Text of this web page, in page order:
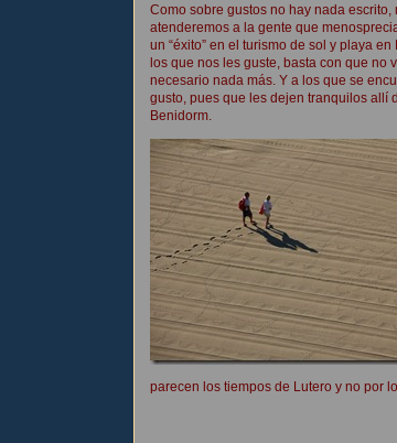
Como sobre gustos no hay nada escrito,
atenderemos a la gente que
un “éxito” en el turismo de sol y playa en
los que nos les guste, basta con que no
necesario nada más. Y a los que se
gusto, pues que les dejen tranquilos allí
Benidorm.
parecen los tiempos de Lutero y no por